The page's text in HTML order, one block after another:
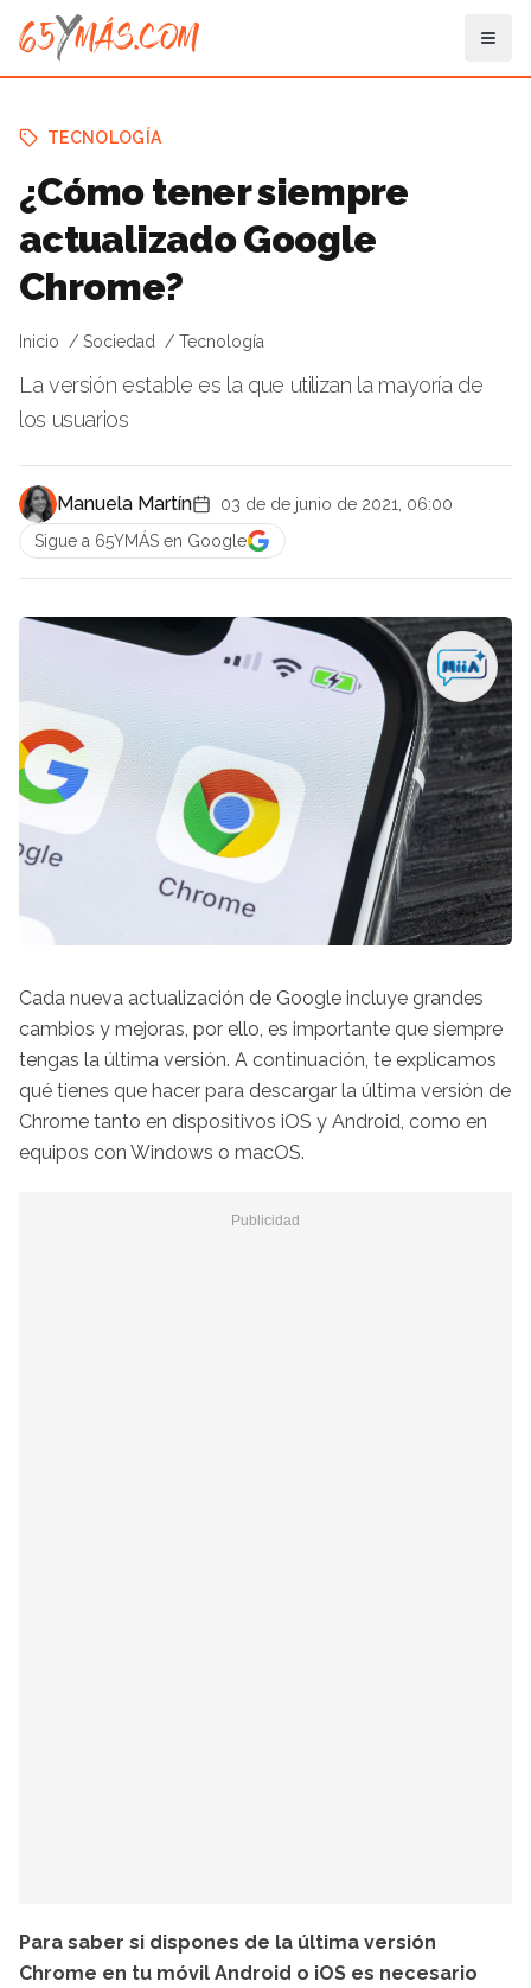
TECNOLOGÍA
¿Cómo tener siempre
actualizado Google
Chrome?
Inicio Sociedad Tecnología
La versión estable es la que utilizan la mayoría de
los usuarios
Manuela Martín
03 de de junio de 2021, 06:00
Sigue a 65YMÁS en Google
Cada nueva actualización de Google incluye grandes
cambios y mejoras, por ello, es importante que siempre
tengas la última versión. A continuación, te explicamos
qué tienes que hacer para descargar la última versión de
Chrome tanto en dispositivos iOS y Android, como en
equipos con Windows o macOS.
Para saber si dispones de la última versión
Chrome en tu móvil Android o iOS es necesario